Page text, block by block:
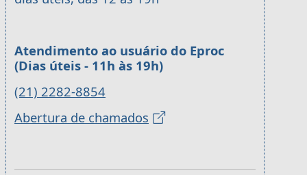
Atendimento ao usuário do Eproc
(Dias úteis - 11h às 19h)
(21) 2282-8854
Abertura de chamados